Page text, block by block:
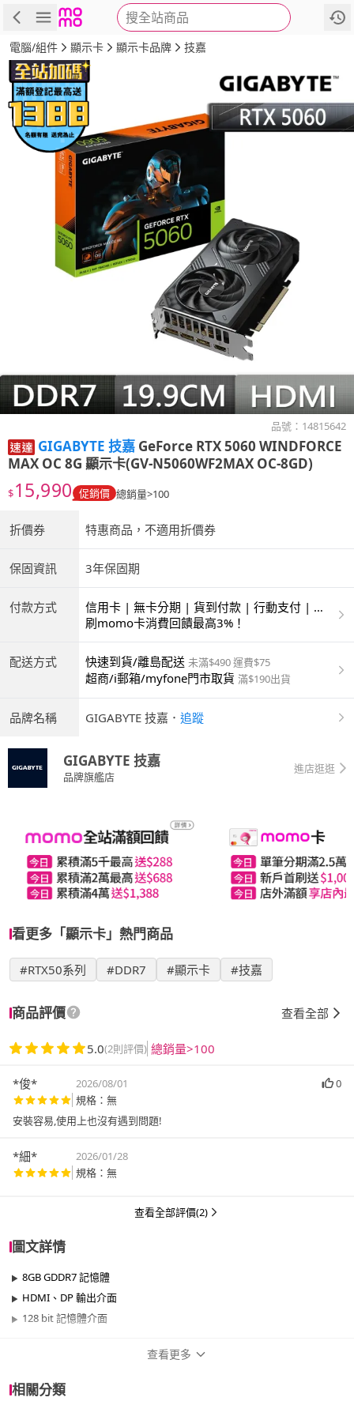
搜全站商品
商品 評價 詳情
電腦/組件 顯示卡 顯示卡品牌 技嘉
品號： 14815642
GIGABYTE 技嘉 GeForce RTX 5060 WINDFORCE
MAX OC 8G 顯示卡(GV-N5060WF2MAX OC-8GD)
$15,990 促銷價 總銷量>100
折價券 特惠商品，不適用折價券
保固資訊 3年保固期
付款方式
信用卡 | 無卡分期 | 貨到付款 | 行動支付 | 超
商付款 | 銀聯卡
刷momo卡消費回饋最高3%！
配送方式 快速到貨/離島配送 未滿$490 運費$75
超商/i郵箱/myfone門市取貨 滿$190出貨
品牌名稱 GIGABYTE 技嘉 ． 追蹤
GIGABYTE 技嘉
品牌旗艦店
進店逛逛
看更多「顯示卡」熱門商品
#RTX50系列 #DDR7 #顯示卡 #技嘉
商品評價 查看全部
5.0(2則評價) 總銷量>100
*俊* 2026/08/01
0
規格：無
安裝容易,使用上也沒有遇到問題!
*細*
2026/01/28
規格：無
查看全部評價(2)
圖文詳情
8GB GDDR7 記憶體
HDMI、DP 輸出介面
128 bit 記憶體介面
查看更多
相關分類